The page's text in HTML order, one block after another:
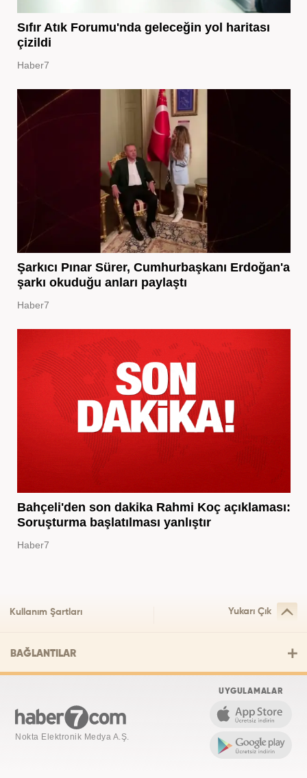
Sıfır Atık Forumu'nda geleceğin yol haritası
çizildi
Haber7
Şarkıcı Pınar Sürer, Cumhurbaşkanı Erdoğan'a
şarkı okuduğu anları paylaştı
Haber7
Bahçeli'den son dakika Rahmi Koç açıklaması:
Soruşturma başlatılması yanlıştır
Haber7
Kullanım Şartları Yukarı Çık
BAĞLANTILAR
Nokta Elektronik Medya A.Ş.
UYGULAMALAR